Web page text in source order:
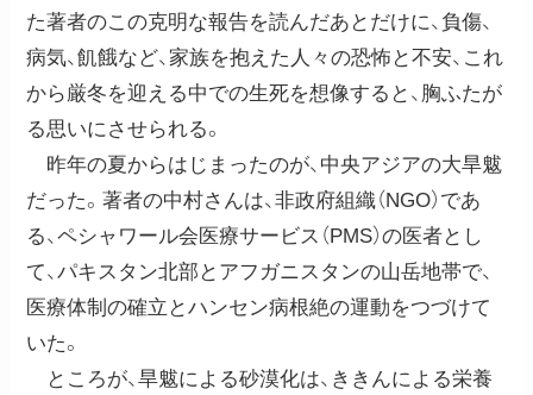
た著者のこの克明な報告を読んだあとだけに、負傷、
病気、飢餓など、家族を抱えた人々の恐怖と不安、これ
から厳冬を迎える中での生死を想像すると、胸ふたが
る思いにさせられる。
昨年の夏からはじまったのが、中央アジアの大旱魃
だった。著者の中村さんは、非政府組織（NGO）であ
る、ペシャワール会医療サービス（PMS）の医者とし
て、パキスタン北部とアフガニスタンの山岳地帯で、
医療体制の確立とハンセン病根絶の運動をつづけて
いた。
ところが、旱魃による砂漠化は、ききんによる栄養